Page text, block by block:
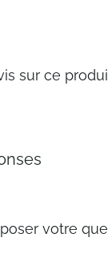
sur ce
votre